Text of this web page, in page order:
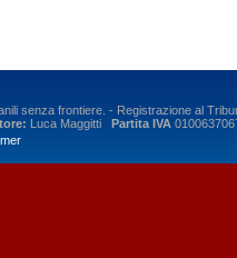
senza frontiere. - Registrazione al
Luca Maggitti Partita IVA